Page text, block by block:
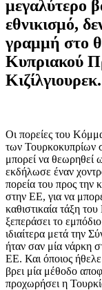
μεγαλύτερο
εθνικισμό,
γραμμή στο
Κυπριακού
Κιζίλγιουρεκ.
Οι πορείες του
των Τουρκοκυπρίων
μπορεί να θεωρηθεί
εκδήλωσε έναν
πορεία του προς την
στην ΕΕ, για να
καθιστικαία τάξη
ξεπεράσει το
ιδιαίτερα μετά την
ήταν σαν μία νάρκη
ΕΕ. Και όποιος
βρει μία μέθοδο
προχωρήσει η